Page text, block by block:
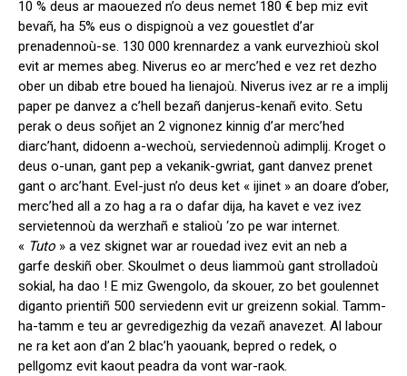
10 % deus ar maouezed n’o deus nemet 180 € bep miz evit
bevañ, ha 5% eus o dispignoù a vez gouestlet d’ar
prenadennoù-se. 130 000 krennardez a vank eurvezhioù skol
evit ar memes abeg. Niverus eo ar merc’hed e vez ret dezho
ober un dibab etre boued ha lienajoù. Niverus ivez ar re a implij
paper pe danvez a c’hell bezañ danjerus-kenañ evito. Setu
perak o deus soñjet an 2 vignonez kinnig d’ar merc’hed
diarc’hant, didoenn a-wechoù, serviedennoù adimplij. Kroget o
deus o-unan, gant pep a vekanik-gwriat, gant danvez prenet
gant o arc’hant. Evel-just n’o deus ket « ijinet » an doare d’ober,
merc’hed all a zo hag a ra o dafar dija, ha kavet e vez ivez
servietennoù da werzhañ e stalioù ‘zo pe war internet.
« Tuto » a vez skignet war ar rouedad ivez evit an neb a
garfe deskiñ ober. Skoulmet o deus liammoù gant strolladoù
sokial, ha dao ! E miz Gwengolo, da skouer, zo bet goulennet
diganto prientiñ 500 serviedenn evit ur greizenn sokial. Tamm-
ha-tamm e teu ar gevredigezhig da vezañ anavezet. Al labour
ne ra ket aon d’an 2 blac’h yaouank, bepred o redek, o
pellgomz evit kaout peadra da vont war-raok.